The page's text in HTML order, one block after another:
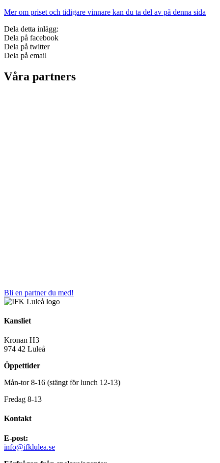
Mer om priset och tidigare vinnare kan du ta del av på denna sida
Dela detta inlägg:
Dela på facebook
Dela på twitter
Dela på email
Våra partners
Bli en partner du med!
Kansliet
Kronan H3
974 42 Luleå
Öppettider
Mån-tor 8-16 (stängt för lunch 12-13)
Fredag 8-13
Kontakt
E-post:
info@ifklulea.se